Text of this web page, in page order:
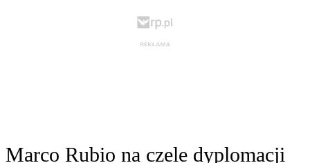
Marco Rubio na czele dyplomacji